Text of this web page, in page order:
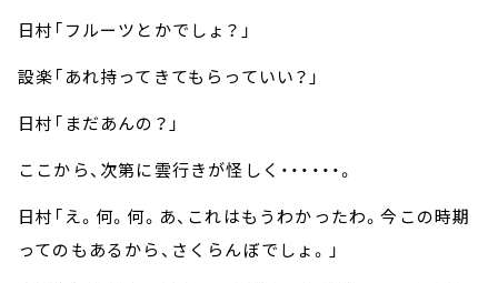
日村「フルーツとかでしょ？」
設楽「あれ持ってきてもらっていい？」
日村「まだあんの？」
ここから、次第に雲行きが怪しく・・・・・・。
日村「え。何。何。あ、これはもうわかったわ。今この時期
ってのもあるから、さくらんぼでしょ。」